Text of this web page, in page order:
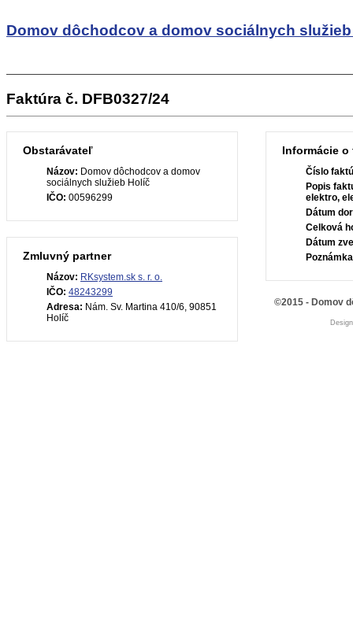
Domov dôchodcov a domov sociálnych
Faktúra č. DFB0327/24
Obstarávateľ
Názov: Domov dôchodcov a domov
sociálnych služieb Holíč
IČO: 00596299
Zmluvný partner
Názov: RKsystem.sk s. r. o.
IČO: 48243299
Adresa: Nám. Sv. Martina 410/6, 90851
Holíč
Informácie o
Číslo
Popis
elektro,
Dátum
Celková
Dátum
©2015 - Domov